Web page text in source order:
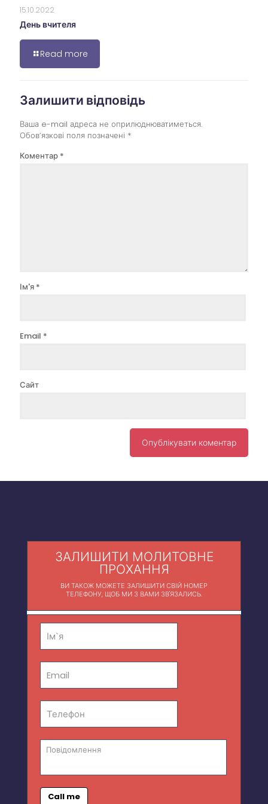
15.10.2022
День вчителя
Read more
Залишити відповідь
Ваша e-mail адреса не оприлюднюватиметься.
Обов’язкові поля позначені *
Коментар *
Ім'я *
Email *
Сайт
ЗАЛИШИТИ МОЛИТОВНЕ
ПРОХАННЯ
ВИ ТАКОЖ МОЖЕТЕ ЗАЛИШИТИ СВІЙ НОМЕР
ТЕЛЕФОНУ, ЩОБ МИ З ВАМИ ЗВ'ЯЗАЛИСЬ.
Call me